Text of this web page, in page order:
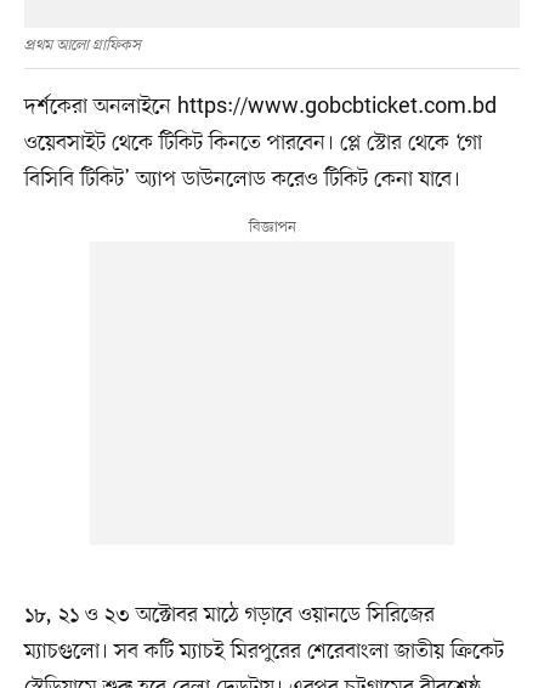
প্রথম আলো গ্রাফিকস
দর্শকেরা অনলাইনে https://www.gobcbticket.com.bd
ওয়েবসাইট থেকে টিকিট কিনতে পারবেন। প্লে স্টোর থেকে ‘গো
বিসিবি টিকিট’ অ্যাপ ডাউনলোড করেও টিকিট কেনা যাবে।
১৮, ২১ ও ২৩ অক্টোবর মাঠে গড়াবে ওয়ানডে সিরিজের
ম্যাচগুলো। সব কটি ম্যাচই মিরপুরের শেরেবাংলা জাতীয় ক্রিকেট